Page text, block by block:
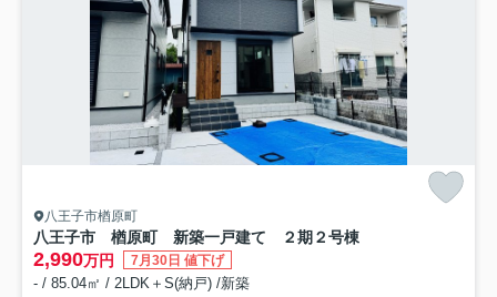
八王子市楢原町
八王子市 楢原町 新築一戸建て ２期 ２号棟
2,990万円 7月30日 値下げ
- / 85.04㎡ / 2LDK＋S(納戸) /新築